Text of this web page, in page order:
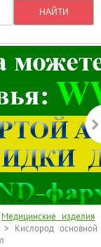
Медицинские изделия
> Кислород основной